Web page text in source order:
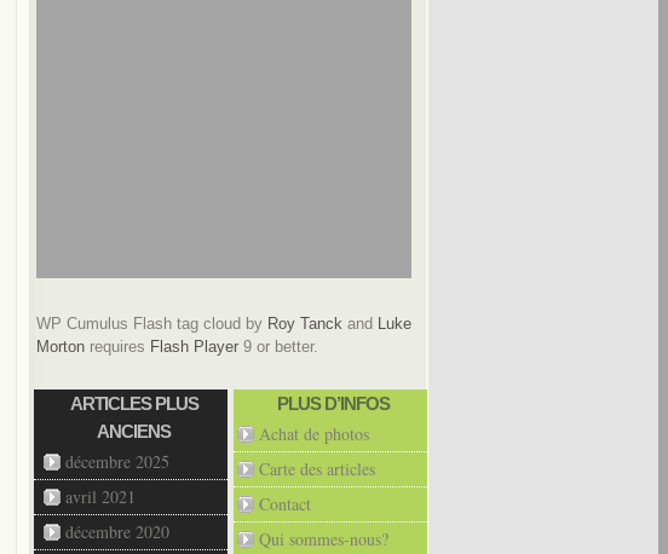
WP Cumulus Flash tag cloud by Roy Tanck and Luke
Morton requires Flash Player 9 or better.
ARTICLES PLUS
ANCIENS
décembre 2025
avril 2021
décembre 2020
PLUS D’INFOS
Achat de photos
Carte des articles
Contact
Qui sommes-nous?